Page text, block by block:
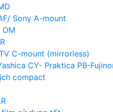
Sony A-mount
C-mount (mirrorless)
CY- Praktica PB-
compact